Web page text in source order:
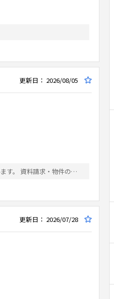
更新日： 2026/08/05
-利回り14％越え- 物件情報を閲覧頂きまして、誠にありがとうございます。 資料請求・物件の詳細などお気軽にお問い合わせ下さいませ。 ●個別相談会随時受付中 お探し段階のレベルを問わず、融資相談・税務相談・法人化検討など、 無料で行っております。お気軽にご相談下さい。 ●非公開物件 広告できない非公開の物件が多数ございます。 ●分譲ソーラーも取り扱っております。
更新日： 2026/07/28